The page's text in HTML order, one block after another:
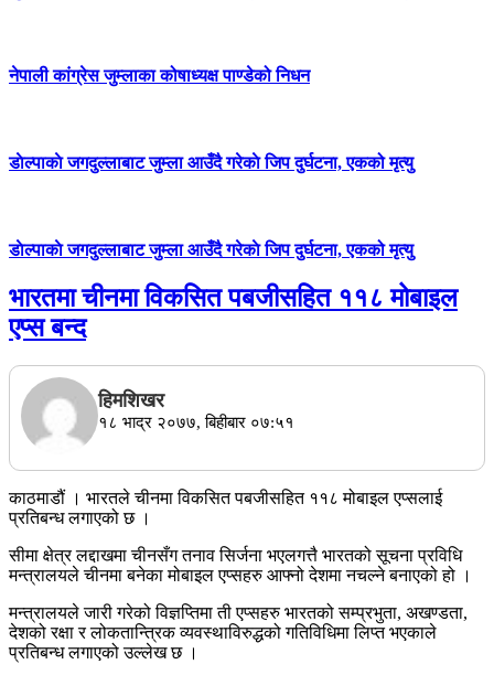
नेपाली कांग्रेस जुम्लाका कोषाध्यक्ष पाण्डेको निधन
डाेल्पाकाे जगदुल्लाबाट जुम्ला आउँदै गरेकाे जिप दुर्घटना, एकको मृत्यु
डाेल्पाकाे जगदुल्लाबाट जुम्ला आउँदै गरेकाे जिप दुर्घटना, एकको मृत्यु
भारतमा चीनमा विकसित पबजीसहित ११८ मोबाइल
एप्स बन्द
हिमशिखर
१८ भाद्र २०७७, बिहीबार ०७:५१
काठमाडौं । भारतले चीनमा विकसित पबजीसहित ११८ मोबाइल एप्सलाई
प्रतिबन्ध लगाएको छ ।
सीमा क्षेत्र लद्दाखमा चीनसँग तनाव सिर्जना भएलगत्तै भारतको सूचना प्रविधि
मन्त्रालयले चीनमा बनेका मोबाइल एप्सहरु आफ्नो देशमा नचल्ने बनाएको हो ।
मन्त्रालयले जारी गरेको विज्ञप्तिमा ती एप्सहरु भारतको सम्प्रभुता, अखण्डता,
देशको रक्षा र लोकतान्त्रिक व्यवस्थाविरुद्धको गतिविधिमा लिप्त भएकाले
प्रतिबन्ध लगाएको उल्लेख छ ।